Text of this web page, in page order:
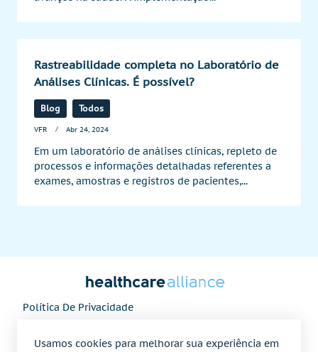
Rastreabilidade completa no Laboratório de
Análises Clínicas. É possível?
Blog Todos
VFR Abr 24, 2024
Em um laboratório de análises clínicas, repleto de
processos e informações detalhadas referentes a
exames, amostras e registros de pacientes,...
Política De Privacidade
Usamos cookies para melhorar sua experiência em